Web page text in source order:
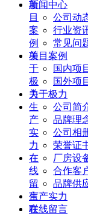
项
目
案
例
关
于
极
力
生
产
实
力
在
线
留
言
联
新闻中心
公司动
行业资
常见问
项目案例
国内项
国外项
关于极力
公司简
品牌理
公司相
荣誉证
厂房设
合作客
品牌供
生产实力
在线留言